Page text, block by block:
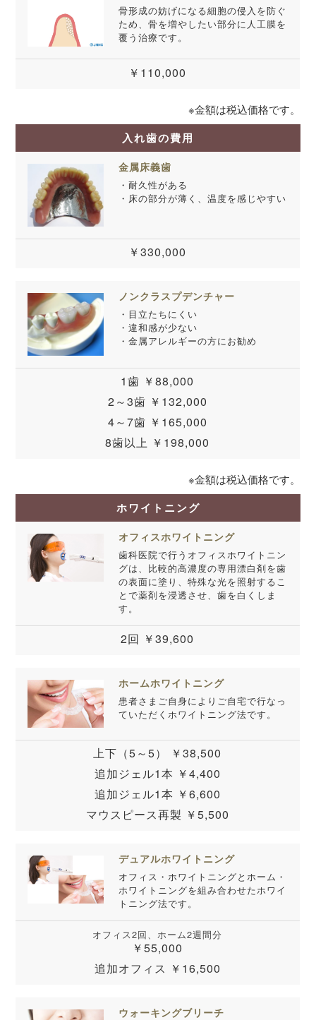
骨形成の妨げになる細胞の侵入を防ぐ
ため、骨を増やしたい部分に人工膜を
覆う治療です。
￥110,000
※金額は税込価格です。
入れ歯の費用
金属床義歯
・耐久性がある
・床の部分が薄く、温度を感じやすい
￥330,000
ノンクラスプデンチャー
・目立たちにくい
・違和感が少ない
・金属アレルギーの方にお勧め
1歯 ￥88,000
2～3歯 ￥132,000
4～7歯 ￥165,000
8歯以上 ￥198,000
※金額は税込価格です。
ホワイトニング
オフィスホワイトニング
歯科医院で行うオフィスホワイトニン
グは、比較的高濃度の専用漂白剤を歯
の表面に塗り、特殊な光を照射するこ
とで薬剤を浸透させ、歯を白くしま
す。
2回 ￥39,600
ホームホワイトニング
患者さまご自身によりご自宅で行なっ
ていただくホワイトニング法です。
上下（5～5） ￥38,500
追加ジェル1本 ￥4,400
追加ジェル1本 ￥6,600
マウスピース再製 ￥5,500
デュアルホワイトニング
オフィス・ホワイトニングとホーム・
ホワイトニングを組み合わせたホワイ
トニング法です。
オフィス2回、ホーム2週間分
￥55,000
追加オフィス ￥16,500
ウォーキングブリーチ